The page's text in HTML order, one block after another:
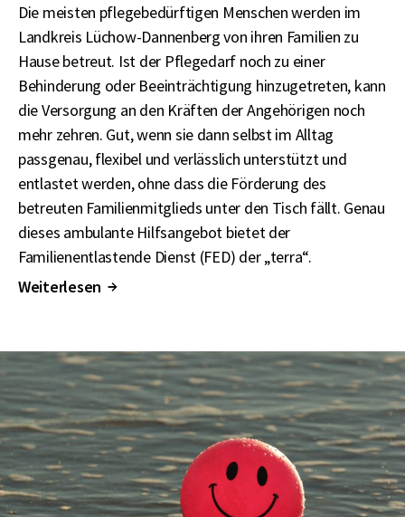
Die meisten pflegebedürftigen Menschen werden im
Landkreis Lüchow-Dannenberg von ihren Familien zu
Hause betreut. Ist der Pflegedarf noch zu einer
Behinderung oder Beeinträchtigung hinzugetreten, kann
die Versorgung an den Kräften der Angehörigen noch
mehr zehren. Gut, wenn sie dann selbst im Alltag
passgenau, flexibel und verlässlich unterstützt und
entlastet werden, ohne dass die Förderung des
betreuten Familienmitglieds unter den Tisch fällt. Genau
dieses ambulante Hilfsangebot bietet der
Familienentlastende Dienst (FED) der „terra“.
Weiterlesen
↑